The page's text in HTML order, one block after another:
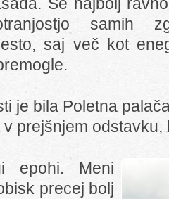
samih
saj več kot
je bila Poletna
prejšnjem
epohi. Meni
precej bolj